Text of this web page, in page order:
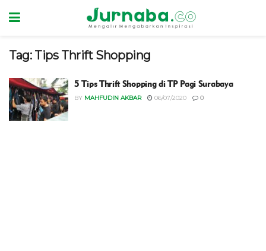
Tag: Tips Thrift Shopping
5 Tips Thrift Shopping di TP Pagi Surabaya
BY MAHFUDIN AKBAR 06/07/2020 0